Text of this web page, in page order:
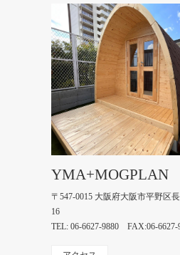
YMA+MOGPLAN
〒547-0015 大阪府大阪市平野区
16
TEL: 06-6627-9880 FAX:06-6627-